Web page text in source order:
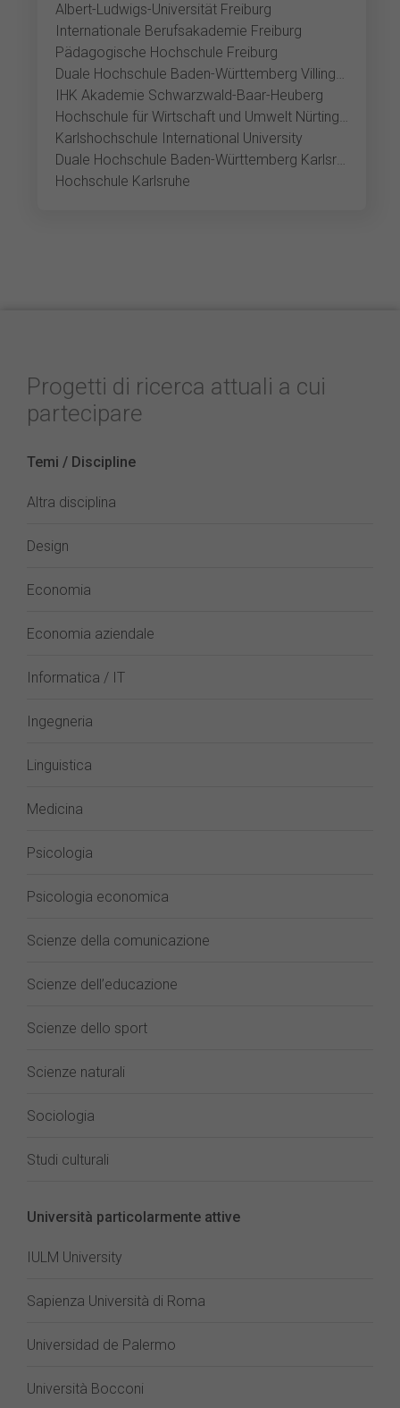
Albert-Ludwigs-Universität Freiburg
Internationale Berufsakademie Freiburg
Pädagogische Hochschule Freiburg
Duale Hochschule Baden-Württemberg Villingen-Schwenningen
IHK Akademie Schwarzwald-Baar-Heuberg
Hochschule für Wirtschaft und Umwelt Nürtingen-Geislingen, Geislingen
Karlshochschule International University
Duale Hochschule Baden-Württemberg Karlsruhe
Hochschule Karlsruhe
Progetti di ricerca attuali a cui
partecipare
Temi / Discipline
Altra disciplina
Design
Economia
Economia aziendale
Informatica / IT
Ingegneria
Linguistica
Medicina
Psicologia
Psicologia economica
Scienze della comunicazione
Scienze dell’educazione
Scienze dello sport
Scienze naturali
Sociologia
Studi culturali
Università particolarmente attive
IULM University
Sapienza Università di Roma
Universidad de Palermo
Università Bocconi